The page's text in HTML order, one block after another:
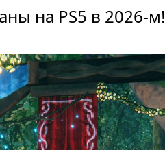
на PS5 в 2026-м!